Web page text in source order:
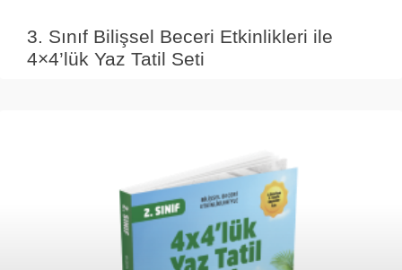
3. Sınıf Bilişsel Beceri Etkinlikleri ile
4×4’lük Yaz Tatil Seti